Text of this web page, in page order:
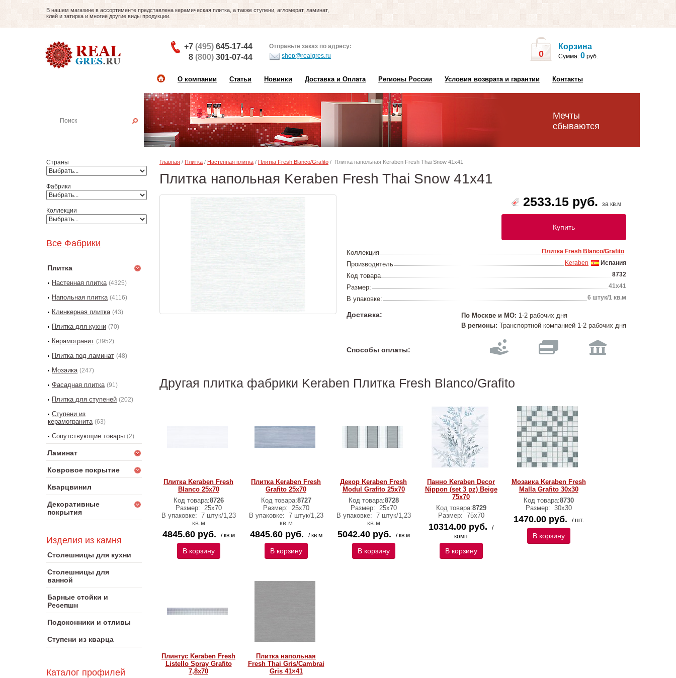
В нашем магазине в ассортименте представлена керамическая плитка, а также ступени, агломерат, ламинат,
клей и затирка и многие другие виды продукции.
+7 (495) 645-17-44
8 (800) 301-07-44
Отправьте заказ по адресу:
shop@realgres.ru
0
Корзина
Сумма: 0 руб.
О компании Статьи Новинки Доставка и Оплата Регионы России Условия возврата и гарантии Контакты
Мечты
сбываются
Страны
Фабрики
Коллекции
Все Фабрики
Плитка
Настенная плитка (4325)
Напольная плитка (4116)
Клинкерная плитка (43)
Плитка для кухни (70)
Керамогранит (3952)
Плитка под ламинат (48)
Мозаика (247)
Фасадная плитка (91)
Плитка для ступеней (202)
Ступени из
керамогранита (63)
Сопутствующие товары (2)
Ламинат
Ковровое покрытие
Кварцвинил
Декоративные
покрытия
Изделия из камня
Столешницы для кухни
Столешницы для
ванной
Барные стойки и
Ресепшн
Подоконники и отливы
Ступени из кварца
Каталог профилей
Главная / Плитка / Настенная плитка / Плитка Fresh Blanco/Grafito / Плитка напольная Keraben Fresh Thai Snow 41х41
Плитка напольная Keraben Fresh Thai Snow 41х41
2533.15 руб. за кв.м
Купить
Коллекция Плитка Fresh Blanco/Grafito
Производитель Испания
Keraben
Код товара 8732
Размер: 41х41
В упаковке: 6 штук/1 кв.м
Доставка: По Москве и МО: 1-2 рабочих дня
В регионы: Транспортной компанией 1-2 рабочих дня
Способы оплаты:
Другая плитка фабрики Keraben Плитка Fresh Blanco/Grafito
Плитка Keraben Fresh
Blanco 25х70
Код товара:8726
Размер: 25х70
В упаковке: 7 штук/1,23
кв.м
4845.60 руб. / кв.м
В корзину
Плитка Keraben Fresh
Grafito 25х70
Код товара:8727
Размер: 25х70
В упаковке: 7 штук/1,23
кв.м
4845.60 руб. / кв.м
В корзину
Декор Keraben Fresh
Modul Grafito 25х70
Код товара:8728
Размер: 25х70
В упаковке: 7 штук/1,23
кв.м
5042.40 руб. / кв.м
В корзину
Панно Keraben Decor
Nippon (set 3 pz) Beige
75х70
Код товара:8729
Размер: 75х70
10314.00 руб.
/
комп
В корзину
Мозаика Keraben Fresh
Malla Grafito 30х30
Код товара:8730
Размер: 30х30
1470.00 руб. / шт.
В корзину
Плинтус Keraben Fresh
Listello Spray Grafito
7,8х70
Плитка напольная
Fresh Thai Gris/Cambrai
Gris 41×41